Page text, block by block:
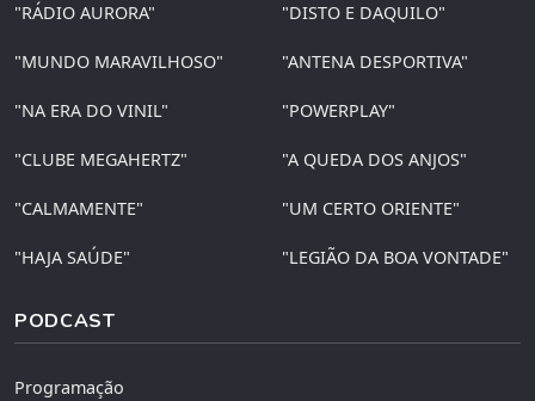
"RÁDIO AURORA" "DISTO E DAQUILO"
"MUNDO MARAVILHOSO" "ANTENA DESPORTIVA"
"NA ERA DO VINIL" "POWERPLAY"
"CLUBE MEGAHERTZ" "A QUEDA DOS ANJOS"
"CALMAMENTE" "UM CERTO ORIENTE"
"HAJA SAÚDE" "LEGIÃO DA BOA VONTADE"
PODCAST
Programação